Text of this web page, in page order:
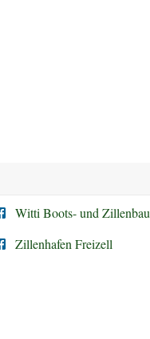
Witti Boots- und Zillenbau
Zillenhafen Freizell